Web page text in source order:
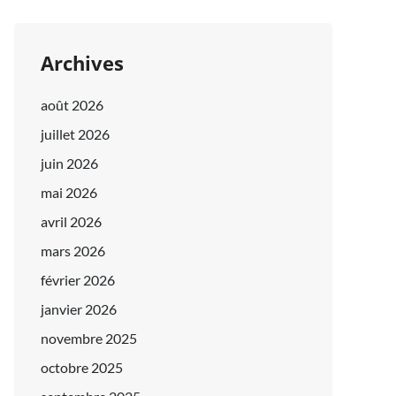
Archives
août 2026
juillet 2026
juin 2026
mai 2026
avril 2026
mars 2026
février 2026
janvier 2026
novembre 2025
octobre 2025